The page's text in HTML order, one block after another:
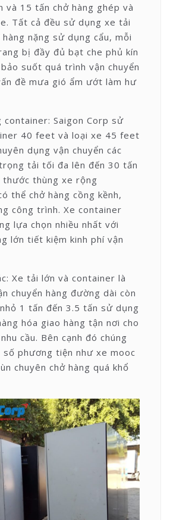
và 15 tấn chở hàng ghép và
Tất cả đều sử dụng xe tải
nặng sử dụng cẩu, mỗi
bị đầy đủ bạt che phủ kín
suốt quá trình vận chuyển
đề mưa gió ẩm ướt làm hư
container: Saigon Corp sử
40 feet và loại xe 45 feet
dụng vận chuyển các
tải tối đa lên đến 30 tấn
thước thùng xe rộng
thể chở hàng cồng kềnh,
công trình. Xe container
lựa chọn nhiều nhất với
lớn tiết kiệm kinh phí vận
Xe tải lớn và container là
chuyển hàng đường dài còn
1 tấn đến 3.5 tấn sử dụng
hóa giao hàng tận nơi cho
cầu. Bên cạnh đó chúng
phương tiện như xe mooc
chuyên chở hàng quá khổ